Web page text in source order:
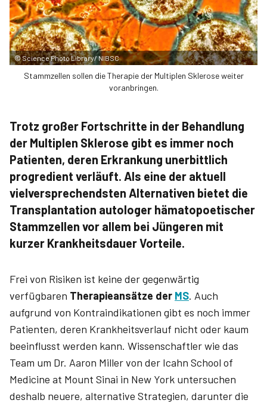
©Science Photo Library/ NIBSC
Stammzellen sollen die Therapie der Multiplen Sklerose weiter
voranbringen.
Trotz großer Fortschritte in der Behandlung
der Multiplen Sklerose gibt es immer noch
Patienten, deren Erkrankung unerbittlich
progredient verläuft. Als eine der aktuell
vielversprechendsten Alternativen bietet die
Transplantation autologer hämatopoetischer
Stammzellen vor allem bei Jüngeren mit
kurzer Krankheitsdauer Vorteile.
Frei von Risiken ist keine der gegenwärtig
verfügbaren Therapieansätze der MS. Auch
aufgrund von Kontraindikationen gibt es noch immer
Patienten, deren Krankheitsverlauf nicht oder kaum
beeinflusst werden kann. Wissenschaftler wie das
Team um Dr. Aaron­ Miller­ von der Icahn School of
Medicine at Mount Sinai in New York untersuchen
deshalb neuere, alternative Strategien, darunter die